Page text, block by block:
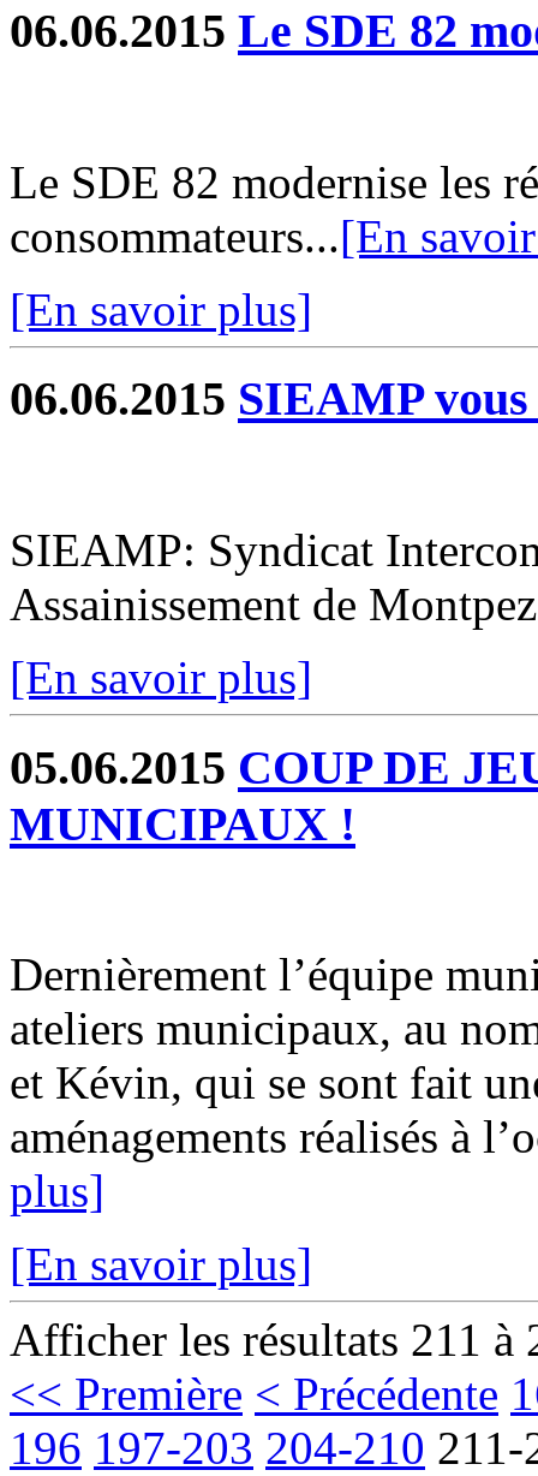
06.06.2015 Le SDE 82
Le SDE 82 modernise les
consommateurs...[En
[En savoir plus]
06.06.2015 SIEAMP
SIEAMP: Syndicat
Assainissement de
[En savoir plus]
05.06.2015 COUP DE
MUNICIPAUX !
Dernièrement l’équipe
ateliers municipaux, au
et Kévin, qui se sont fait
aménagements réalisés à
plus]
[En savoir plus]
Afficher les résultats 211 à
<< Première < Précédente
196 197-203 204-210 211-